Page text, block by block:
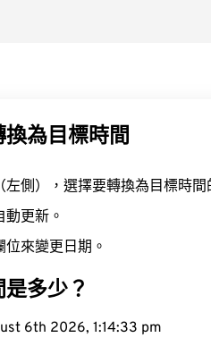
為目標時間
側），選擇要轉換為目標時間
更新。
來變更日期。
多少？
6th 2026, 1:14:34 pm